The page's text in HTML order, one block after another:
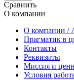
Сравнить
О компании
О компании /
Прагматик в
Контакты
Реквизиты
Миссия и
Условия